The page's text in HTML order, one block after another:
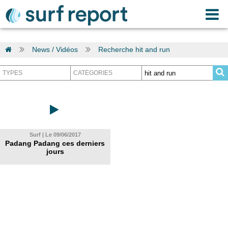
News / Vidéos Recherche hit and run
Surf | Le 09/06/2017
Padang Padang ces derniers
jours